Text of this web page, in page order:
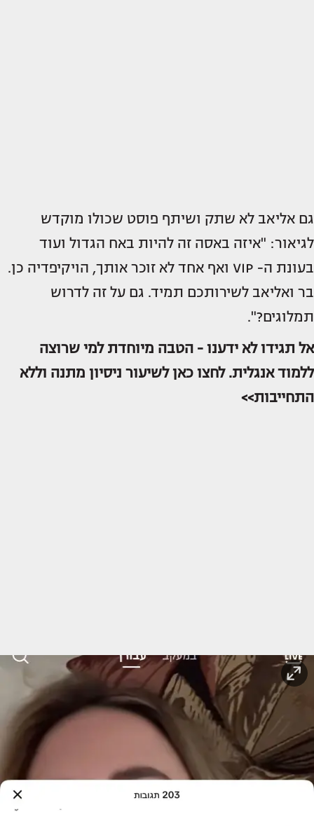
גם אליאב לא שתק ושיתף פוסט שכולו מוקדש
לגיאור: "איזה באסה זה להיות באח הגדול ועוד
בעונת ה- VIP ואף אחד לא זוכר אותך, הויקיפדיה כן.
בר ואליאב לשירותכם תמיד. גם על זה לדרוש
תמלוגים?".
אל תגידו לא ידענו - הטבה מיוחדת למי שרוצה
ללמוד אנגלית. לחצו כאן לשיעור ניסיון מתנה וללא
התחייבות>>